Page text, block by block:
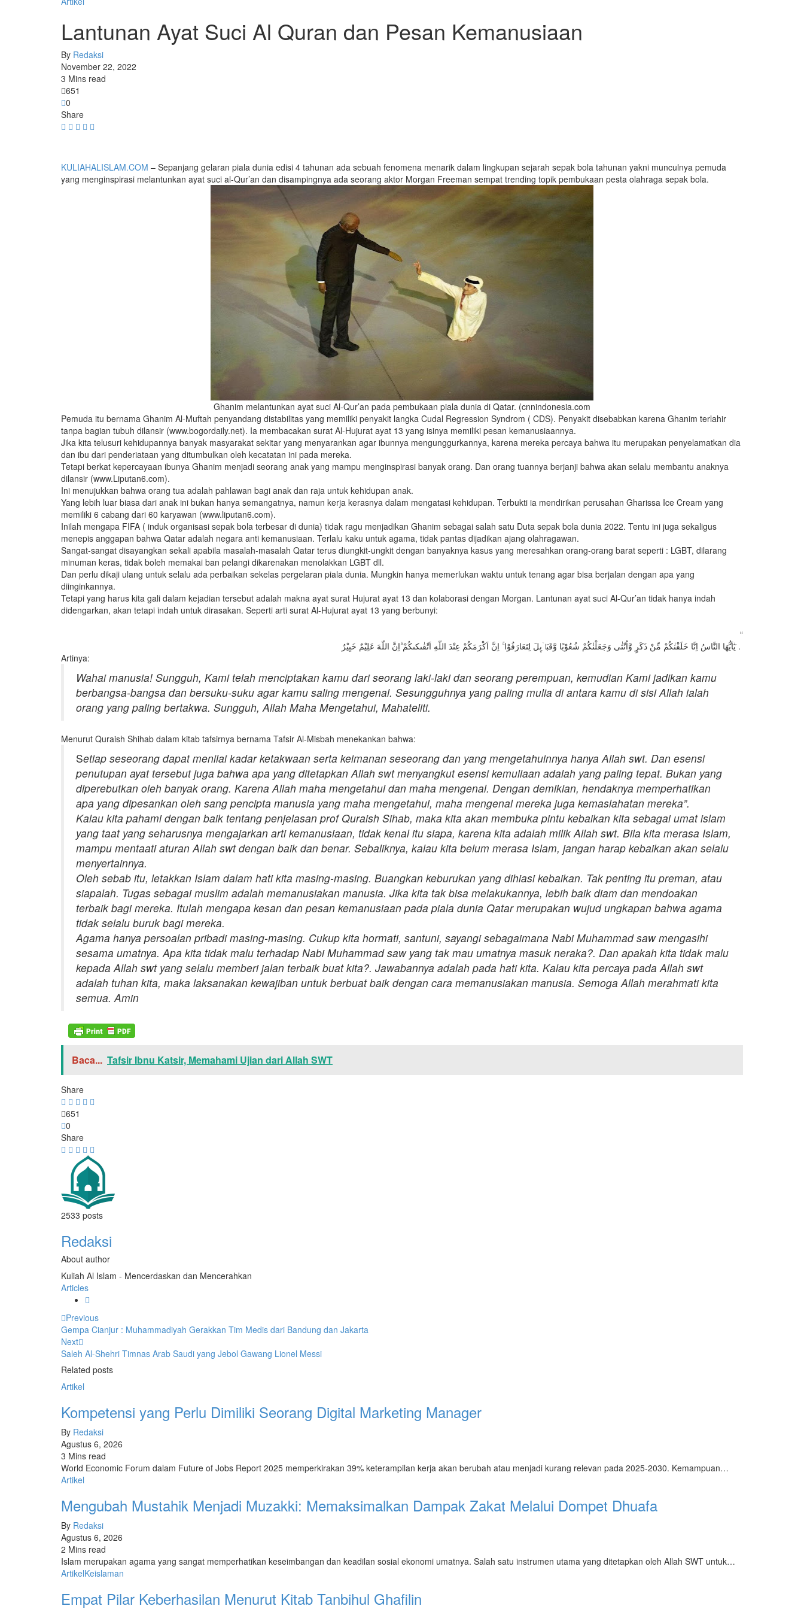
Lantunan Ayat Suci Al Quran dan Pesan Kemanusiaan
By Redaksi
November 22, 2022
3 Mins read
651
0
Share
KULIAHALISLAM.COM – Sepanjang gelaran piala dunia edisi 4 tahunan ada sebuah fenomena menarik dalam lingkupan sejarah sepak bola tahunan yakni munculnya pemuda
yang menginspirasi melantunkan ayat suci al-Qur’an dan disampingnya ada seorang aktor Morgan Freeman sempat trending topik pembukaan pesta olahraga sepak bola.
Ghanim melantunkan ayat suci Al-Qur’an pada pembukaan piala dunia di Qatar. (cnnindonesia.com
Pemuda itu bernama Ghanim Al-Muftah penyandang distabilitas yang memiliki penyakit langka Cudal Regression Syndrom ( CDS). Penyakit disebabkan karena Ghanim terlahir
tanpa bagian tubuh dilansir (www.bogordaily.net). Ia membacakan surat Al-Hujurat ayat 13 yang isinya memiliki pesan kemanusiaannya.
Jika kita telusuri kehidupannya banyak masyarakat sekitar yang menyarankan agar ibunnya mengunggurkannya, karena mereka percaya bahwa itu merupakan penyelamatkan dia
dan ibu dari penderiataan yang ditumbulkan oleh kecatatan ini pada mereka.
Tetapi berkat kepercayaan ibunya Ghanim menjadi seorang anak yang mampu menginspirasi banyak orang. Dan orang tuannya berjanji bahwa akan selalu membantu anaknya
dilansir (www.Liputan6.com).
Ini menujukkan bahwa orang tua adalah pahlawan bagi anak dan raja untuk kehidupan anak.
Yang lebih luar biasa dari anak ini bukan hanya semangatnya, namun kerja kerasnya dalam mengatasi kehidupan. Terbukti ia mendirikan perusahan Gharissa Ice Cream yang
memiliki 6 cabang dari 60 karyawan (www.liputan6.com).
Inilah mengapa FIFA ( induk organisasi sepak bola terbesar di dunia) tidak ragu menjadikan Ghanim sebagai salah satu Duta sepak bola dunia 2022. Tentu ini juga sekaligus
menepis anggapan bahwa Qatar adalah negara anti kemanusiaan. Terlalu kaku untuk agama, tidak pantas dijadikan ajang olahragawan.
Sangat-sangat disayangkan sekali apabila masalah-masalah Qatar terus diungkit-ungkit dengan banyaknya kasus yang meresahkan orang-orang barat seperti : LGBT, dilarang
minuman keras, tidak boleh memakai ban pelangi dikarenakan menolakkan LGBT dll.
Dan perlu dikaji ulang untuk selalu ada perbaikan sekelas pergelaran piala dunia. Mungkin hanya memerlukan waktu untuk tenang agar bisa berjalan dengan apa yang
diinginkannya.
Tetapi yang harus kita gali dalam kejadian tersebut adalah makna ayat surat Hujurat ayat 13 dan kolaborasi dengan Morgan. Lantunan ayat suci Al-Qur’an tidak hanya indah
didengarkan, akan tetapi indah untuk dirasakan. Seperti arti surat Al-Hujurat ayat 13 yang berbunyi:
“
يٰٓاَيُّهَا النَّاسُ اِنَّا خَلَقْنٰكُمْ مِّنْ ذَكَرٍ وَّاُنْثٰى وَجَعَلْنٰكُمْ شُعُوْبًا وَّقَبَاۤىِٕلَ لِتَعَارَفُوْا ۚ اِنَّ اَكْرَمَكُمْ عِنْدَ اللّٰهِ اَتْقٰىكىكُمْ ۗاِنَّ اللّٰهَ عَلِيْمٌ خَبِيْرٌ .
Artinya:
Wahai manusia! Sungguh, Kami telah menciptakan kamu dari seorang laki-laki dan seorang perempuan, kemudian Kami jadikan kamu
berbangsa-bangsa dan bersuku-suku agar kamu saling mengenal. Sesungguhnya yang paling mulia di antara kamu di sisi Allah ialah
orang yang paling bertakwa. Sungguh, Allah Maha Mengetahui, Mahateliti.
Menurut Quraish Shihab dalam kitab tafsirnya bernama Tafsir Al-Misbah menekankan bahwa:
Setiap seseorang dapat menilai kadar ketakwaan serta keimanan seseorang dan yang mengetahuinnya hanya Allah swt. Dan esensi
penutupan ayat tersebut juga bahwa apa yang ditetapkan Allah swt menyangkut esensi kemuliaan adalah yang paling tepat. Bukan yang
diperebutkan oleh banyak orang. Karena Allah maha mengetahui dan maha mengenal. Dengan demikian, hendaknya memperhatikan
apa yang dipesankan oleh sang pencipta manusia yang maha mengetahui, maha mengenal mereka juga kemaslahatan mereka”.
Kalau kita pahami dengan baik tentang penjelasan prof Quraish Sihab, maka kita akan membuka pintu kebaikan kita sebagai umat islam
yang taat yang seharusnya mengajarkan arti kemanusiaan, tidak kenal itu siapa, karena kita adalah milik Allah swt. Bila kita merasa Islam,
mampu mentaati aturan Allah swt dengan baik dan benar. Sebaliknya, kalau kita belum merasa Islam, jangan harap kebaikan akan selalu
menyertainnya.
Oleh sebab itu, letakkan Islam dalam hati kita masing-masing. Buangkan keburukan yang dihiasi kebaikan. Tak penting itu preman, atau
siapalah. Tugas sebagai muslim adalah memanusiakan manusia. Jika kita tak bisa melakukannya, lebih baik diam dan mendoakan
terbaik bagi mereka. Itulah mengapa kesan dan pesan kemanusiaan pada piala dunia Qatar merupakan wujud ungkapan bahwa agama
tidak selalu buruk bagi mereka.
Agama hanya persoalan pribadi masing-masing. Cukup kita hormati, santuni, sayangi sebagaimana Nabi Muhammad saw mengasihi
sesama umatnya. Apa kita tidak malu terhadap Nabi Muhammad saw yang tak mau umatnya masuk neraka?. Dan apakah kita tidak malu
kepada Allah swt yang selalu memberi jalan terbaik buat kita?. Jawabannya adalah pada hati kita. Kalau kita percaya pada Allah swt
adalah tuhan kita, maka laksanakan kewajiban untuk berbuat baik dengan cara memanusiakan manusia. Semoga Allah merahmati kita
semua. Amin
Baca... Tafsir Ibnu Katsir, Memahami Ujian dari Allah SWT
Share
651
0
Share
2533 posts
Redaksi
About author
Kuliah Al Islam - Mencerdaskan dan Mencerahkan
Articles
Previous
Gempa Cianjur : Muhammadiyah Gerakkan Tim Medis dari Bandung dan Jakarta
Next
Saleh Al-Shehri Timnas Arab Saudi yang Jebol Gawang Lionel Messi
Related posts
Artikel
Kompetensi yang Perlu Dimiliki Seorang Digital Marketing Manager
By Redaksi
Agustus 6, 2026
3 Mins read
World Economic Forum dalam Future of Jobs Report 2025 memperkirakan 39% keterampilan kerja akan berubah atau menjadi kurang relevan pada 2025-2030. Kemampuan…
Artikel
Mengubah Mustahik Menjadi Muzakki: Memaksimalkan Dampak Zakat Melalui Dompet Dhuafa
By Redaksi
Agustus 6, 2026
2 Mins read
Islam merupakan agama yang sangat memperhatikan keseimbangan dan keadilan sosial ekonomi umatnya. Salah satu instrumen utama yang ditetapkan oleh Allah SWT untuk…
ArtikelKeislaman
Empat Pilar Keberhasilan Menurut Kitab Tanbihul Ghafilin